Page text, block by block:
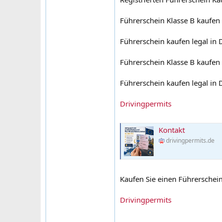
Führerschein Klasse B kaufen
Führerschein kaufen legal in
Führerschein Klasse B kaufen
Führerschein kaufen legal in
Drivingpermits
Kontakt
drivingpermits.de
Kaufen Sie einen Führerschein
Drivingpermits